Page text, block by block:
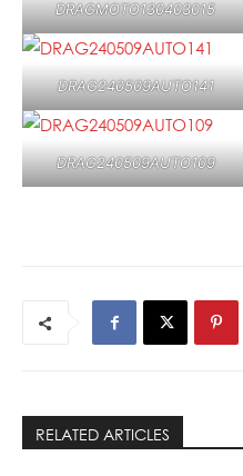
DRAGMOTO130403015
DRAG240509AUTO141
DRAG240509AUTO109
RELATED ARTICLES